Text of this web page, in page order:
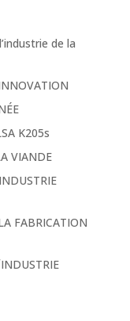
de la
K205s
VIANDE
FABRICATION